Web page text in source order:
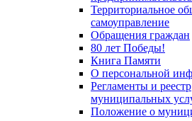
Территориальное
самоуправление
Обращения граждан
80 лет Победы!
Книга Памяти
О персональной
Регламенты и реестр
муниципальных
Положение о